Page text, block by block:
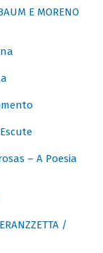
E MORENO
– A Poesia
/